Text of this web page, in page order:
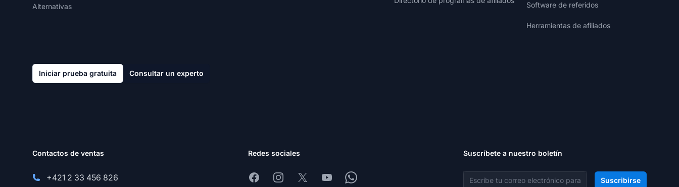
Alternativas Software de referidos
Herramientas de afiliados
Iniciar prueba gratuita Consultar un experto
Contactos de ventas
+421 2 33 456 826
Redes sociales
FacebookInstagram
X YoutubeWhatsapp
Suscríbete a nuestro boletín
Dirección de correo electrónico Suscribirse